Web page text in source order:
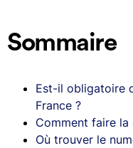
Sommaire
Est-il obligatoire
France ?
Comment faire
Où trouver le